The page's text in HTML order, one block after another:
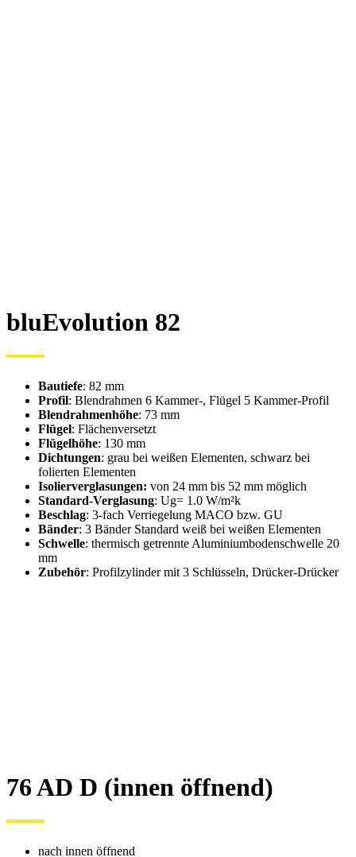
bluEvolution 82
Bautiefe: 82 mm
Profil: Blendrahmen 6 Kammer-, Flügel 5 Kammer-Profil
Blendrahmenhöhe: 73 mm
Flügel: Flächenversetzt
Flügelhöhe: 130 mm
Dichtungen: grau bei weißen Elementen, schwarz bei
folierten Elementen
Isolierverglasungen: von 24 mm bis 52 mm möglich
Standard-Verglasung: Ug= 1.0 W/m²k
Beschlag: 3-fach Verriegelung MACO bzw. GU
Bänder: 3 Bänder Standard weiß bei weißen Elementen
Schwelle: thermisch getrennte Aluminiumbodenschwelle 20
mm
Zubehör: Profilzylinder mit 3 Schlüsseln, Drücker-Drücker
76 AD D (innen öffnend)
nach innen öffnend